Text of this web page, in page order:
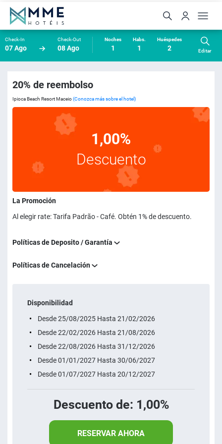
Check-In
07 Ago
Check-Out
08 Ago
Noches
1
Habs.
1
Huéspedes
2 Editar
20% de reembolso
Ipioca Beach Resort Maceio(Conozca más sobre el hotel)
1,00%
Descuento
La Promoción
Al elegir rate: Tarifa Padrão - Café. Obtén 1% de descuento.
Políticas de Deposito / Garantía
Políticas de Cancelación
Disponibilidad
Desde 25/08/2025 Hasta 21/02/2026
Desde 22/02/2026 Hasta 21/08/2026
Desde 22/08/2026 Hasta 31/12/2026
Desde 01/01/2027 Hasta 30/06/2027
Desde 01/07/2027 Hasta 20/12/2027
Descuento de: 1,00%
RESERVAR AHORA